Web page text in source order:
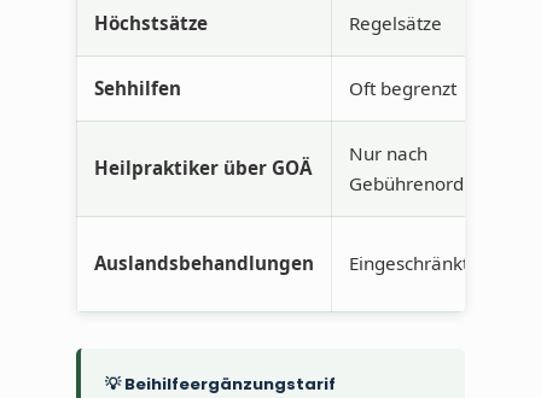
Höchstsätze
Regelsätze
Sehhilfen Oft begrenzt
Heilpraktiker über GOÄ
Nur nach
Gebührenordnung
Auslandsbehandlungen Eingeschränkt
💡 Beihilfeergänzungstarif